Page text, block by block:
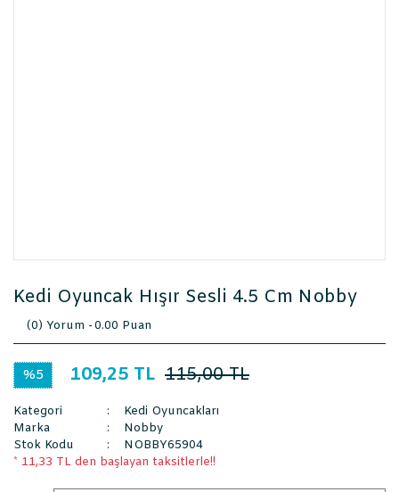
Kedi Oyuncak Hışır Sesli 4.5 Cm Nobby
(0) Yorum -0.00 Puan
%5 109,25 TL 115,00 TL
Kategori
Kedi Oyuncakları
Marka
Nobby
Stok Kodu
NOBBY65904
* 11,33 TL den başlayan taksitlerle!!